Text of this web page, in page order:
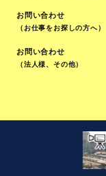
お問い合わせ
（お仕事をお探しの方へ）
お問い合わせ
（法人様、その他）